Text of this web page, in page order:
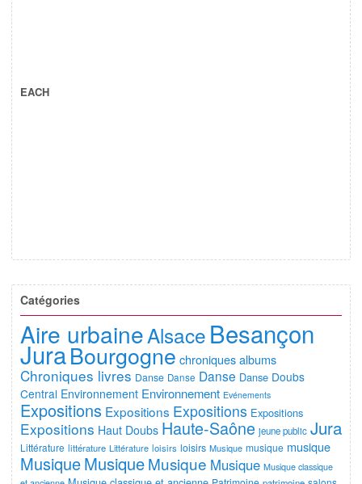
EACH
Catégories
Aire urbaineAlsace Besançon
JuraBourgogne chroniques albums
Chroniques livres Danse Danse Danse Danse Doubs
Central Environnement Environnement Evénements
Expositions Expositions Expositions Expositions
Expositions Haut Doubs Haute-Saône jeune public Jura
Littérature littérature Littérature loisirs loisirs Musique musique musique
MusiqueMusiqueMusique Musique Musique classique